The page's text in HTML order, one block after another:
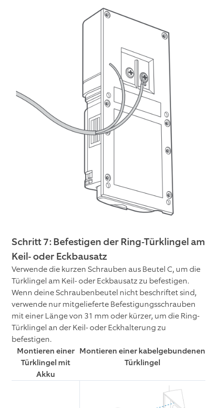
Schritt 7: Befestigen der Ring-Türklingel am
Keil- oder Eckbausatz
Verwende die kurzen Schrauben aus Beutel C, um die
Türklingel am Keil- oder Eckbausatz zu befestigen.
Wenn deine Schraubenbeutel nicht beschriftet sind,
verwende nur mitgelieferte Befestigungsschrauben
mit einer Länge von 31 mm oder kürzer, um die Ring-
Türklingel an der Keil- oder Eckhalterung zu
befestigen.
Montieren einer
Türklingel mit
Akku
Montieren einer kabelgebundenen
Türklingel